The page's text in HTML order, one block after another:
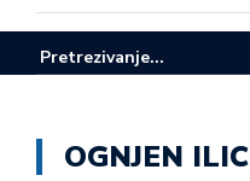
OGNJEN ILIC